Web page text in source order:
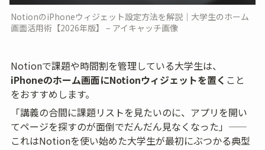
NotionのiPhoneウィジェット設定方法を解説｜大学生のホーム
画面活用術【2026年版】 – アイキャッチ画像
Notionで課題や時間割を管理している大学生は、
iPhoneのホーム画面にNotionウィジェットを置く こと
をおすすめします。
「講義の合間に課題リストを見たいのに、アプリを開い
てページを探すのが面倒でだんだん見なくなった」——
これはNotionを使い始めた大学生が最初にぶつかる典型